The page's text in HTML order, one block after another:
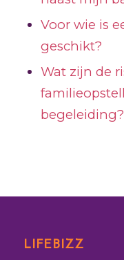
Voor wie is
geschikt?
Wat zijn de
begeleiding?
LIFEBIZZ